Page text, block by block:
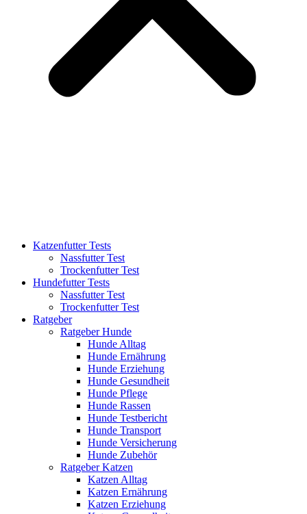
Katzenfutter Tests
Nassfutter Test
Trockenfutter Test
Hundefutter Tests
Nassfutter Test
Trockenfutter Test
Ratgeber
Ratgeber Hunde
Hunde Alltag
Hunde Ernährung
Hunde Erziehung
Hunde Gesundheit
Hunde Pflege
Hunde Rassen
Hunde Testbericht
Hunde Transport
Hunde Versicherung
Hunde Zubehör
Ratgeber Katzen
Katzen Alltag
Katzen Ernährung
Katzen Erziehung